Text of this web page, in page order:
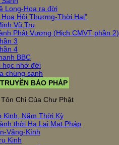
Long-Hoa ra đời
Hội Thượng-Thời Hai”
Vũ Trụ
Phật Vương (Hịch CMVT phần 2)
3
4
BBC
học nhớ đời
chúng sanh
BẢO PHÁP
Chỉ Của Chư Phật
Kinh, Năm Thời Kỳ
thời Hạ Lai Mạt Pháp
Vâng-Kính
Kinh